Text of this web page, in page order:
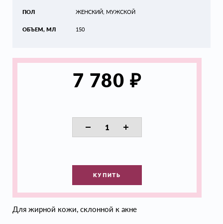
ПОЛ
ОБЪЕМ, МЛ
ЖЕНСКИЙ, МУЖСКОЙ
150
7 780 ₽
КУПИТЬ
Для жирной кожи, склонной к акне